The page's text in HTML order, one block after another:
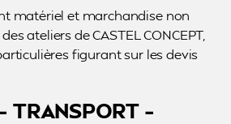
matériel et marchandise non
ateliers de CASTEL CONCEPT,
figurant sur les devis
TRANSPORT –